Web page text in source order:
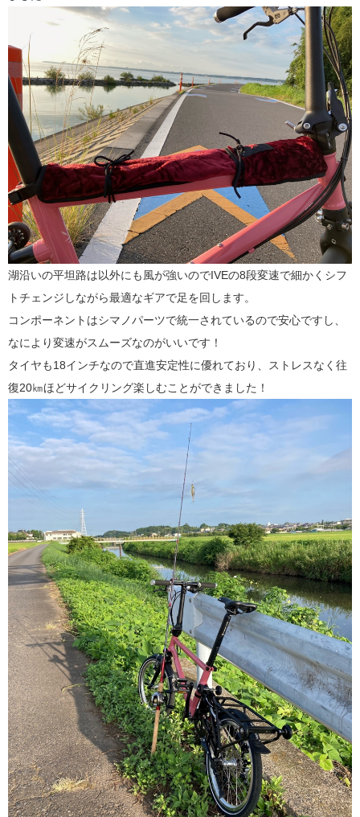
湖沿いの平坦路は以外にも風が強いのでIVEの8段変速で細かくシフ
トチェンジしながら最適なギアで足を回します。
コンポーネントはシマノパーツで統一されているので安心ですし、
なにより変速がスムーズなのがいいです！
タイヤも18インチなので直進安定性に優れており、ストレスなく往
復20㎞ほどサイクリング楽しむことができました！